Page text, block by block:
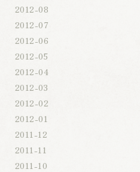
2012-08
2012-07
2012-06
2012-05
2012-04
2012-03
2012-02
2012-01
2011-12
2011-11
2011-10